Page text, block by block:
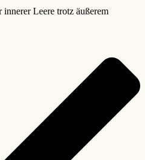
Leere trotz äußerem